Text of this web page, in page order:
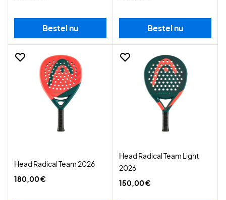
Bestel nu Bestel nu
Head Radical Team 2026
180,00 €
Head Radical Team Light
2026
150,00 €